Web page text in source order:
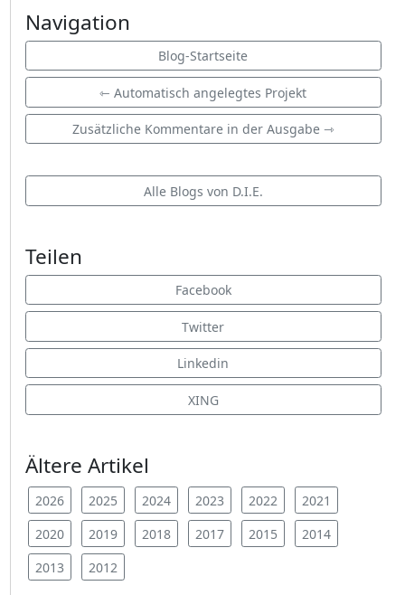
Navigation
Blog-Startseite
⇽ Automatisch angelegtes Projekt
Zusätzliche Kommentare in der Ausgabe ⇾
Alle Blogs von D.I.E.
Teilen
Facebook
Twitter
Linkedin
XING
Ältere Artikel
2026 2025 2024 2023 2022
2021
2020
2019 2018 2017 2015
2014
2013
2012